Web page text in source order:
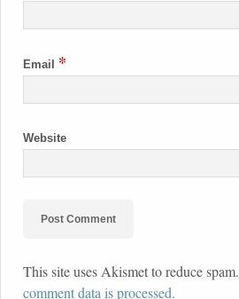
Email *
Website
This site uses Akismet to reduce spam.
comment data is processed.